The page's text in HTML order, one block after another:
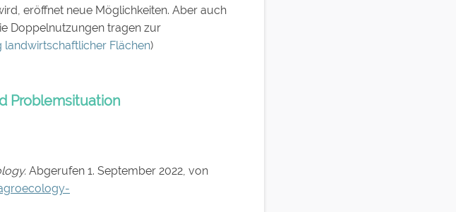
eröffnet neue Möglichkeiten. Aber auch
Doppelnutzungen tragen zur
landwirtschaftlicher Flächen)
Problemsituation
Abgerufen 1. September 2022, von